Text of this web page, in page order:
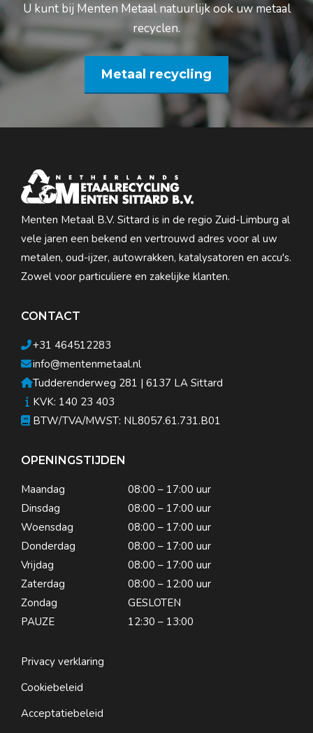
U kunt bij Menten Metaal natuurlijk ook uw metaal
recyclen.
Metaal recycling
Menten Metaal B.V. Sittard is in de regio Zuid-Limburg al
vele jaren een bekend en vertrouwd adres voor al uw
metalen, oud-ijzer, autowrakken, katalysatoren en accu's.
Zowel voor particuliere en zakelijke klanten.
CONTACT
+31 464512283
info@mentenmetaal.nl
Tudderenderweg 281 | 6137 LA Sittard
KVK: 140 23 403
BTW/TVA/MWST: NL8057.61.731.B01
OPENINGSTIJDEN
Maandag
08:00 – 17:00 uur
Dinsdag
08:00 – 17:00 uur
Woensdag
08:00 – 17:00 uur
Donderdag
08:00 – 17:00 uur
Vrijdag
08:00 – 17:00 uur
Zaterdag
08:00 – 12:00 uur
Zondag
GESLOTEN
PAUZE
12:30 – 13:00
Privacy verklaring
Cookiebeleid
Acceptatiebeleid